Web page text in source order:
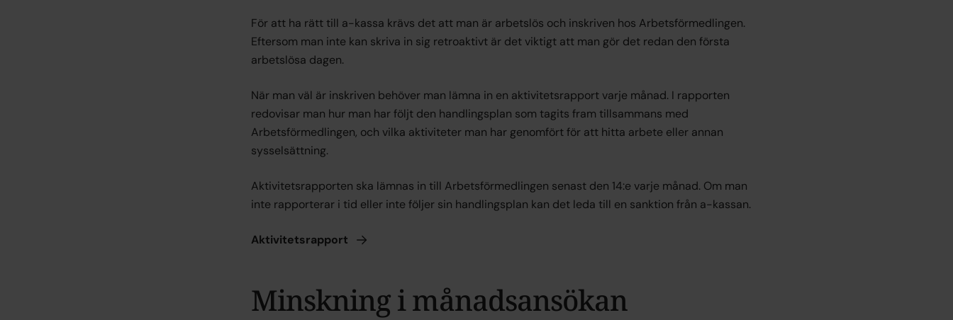
För att ha rätt till a-kassa krävs det att man är arbetslös och inskriven hos Arbetsförmedlingen.
Eftersom man inte kan skriva in sig retroaktivt är det viktigt att man gör det redan den första
arbetslösa dagen.
När man väl är inskriven behöver man lämna in en aktivitetsrapport varje månad. I rapporten
redovisar man hur man har följt den handlingsplan som tagits fram tillsammans med
Arbetsförmedlingen, och vilka aktiviteter man har genomfört för att hitta arbete eller annan
sysselsättning.
Aktivitetsrapporten ska lämnas in till Arbetsförmedlingen senast den 14:e varje månad. Om man
inte rapporterar i tid eller inte följer sin handlingsplan kan det leda till en sanktion från a-kassan.
Aktivitetsrapport
Minskning i månadsansökan